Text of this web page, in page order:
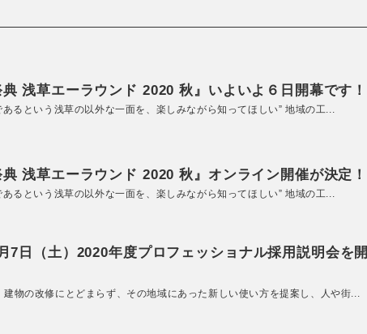
典 浅草エーラウンド 2020 秋』いよいよ６日開幕です！
るという浅草の以外な一面を、楽しみながら知ってほしい” 地域の工...
典 浅草エーラウンド 2020 秋』オンライン開催が決定！
るという浅草の以外な一面を、楽しみながら知ってほしい” 地域の工...
7日（土）2020年度プロフェッショナル採用説明会を開
建物の改修にとどまらず、その地域にあった新しい使い方を提案し、人や街...